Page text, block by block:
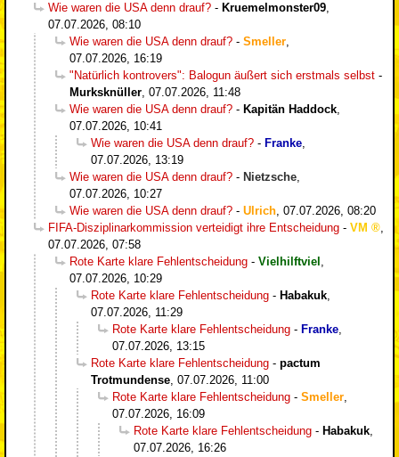
Wie waren die USA denn drauf? - Kruemelmonster09,
07.07.2026, 08:10
Wie waren die USA denn drauf? - Smeller,
07.07.2026, 16:19
"Natürlich kontrovers": Balogun äußert sich erstmals selbst -
Murksknüller, 07.07.2026, 11:48
Wie waren die USA denn drauf? - Kapitän Haddock,
07.07.2026, 10:41
Wie waren die USA denn drauf? - Franke,
07.07.2026, 13:19
Wie waren die USA denn drauf? - Nietzsche,
07.07.2026, 10:27
Wie waren die USA denn drauf? - Ulrich, 07.07.2026, 08:20
FIFA-Disziplinarkommission verteidigt ihre Entscheidung - VM
,
07.07.2026, 07:58
Rote Karte klare Fehlentscheidung - Vielhilftviel ,
07.07.2026, 10:29
Rote Karte klare Fehlentscheidung - Habakuk,
07.07.2026, 11:29
Rote Karte klare Fehlentscheidung - Franke,
07.07.2026, 13:15
Rote Karte klare Fehlentscheidung - pactum
Trotmundense, 07.07.2026, 11:00
Rote Karte klare Fehlentscheidung - Smeller,
07.07.2026, 16:09
Rote Karte klare Fehlentscheidung - Habakuk,
07.07.2026, 16:26